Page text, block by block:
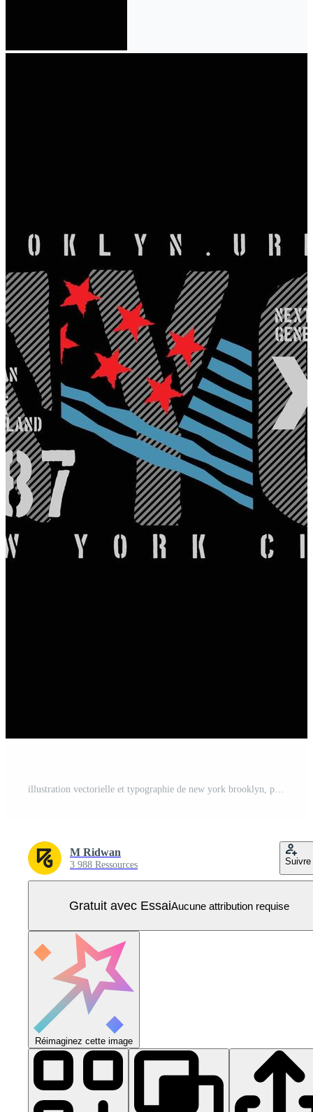
illustration vectorielle et typographie de new york brooklyn, parfaites pour les t-shirts, les sweats à capuche, les imprimés, etc. Vecteur Pro
M Ridwan
3 988 Ressources Suivre
Gratuit avec EssaiAucune attribution requise
Réimaginez cette image